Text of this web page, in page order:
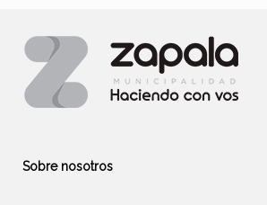
Sobre nosotros